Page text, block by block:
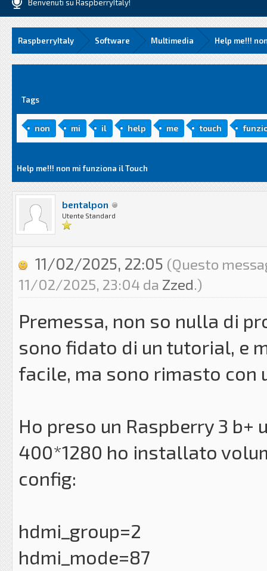
Benvenuti su RaspberryItaly!
RaspberryItaly Software Multimedia Help me!!!
Tags
non mi il help me touch
Help me!!! non mi funziona il Touch
bentalpon
Utente Standard
11/02/2025, 22:05 (Questo
11/02/2025, 23:04 da Zzed.)
Premessa, non so nulla di
sono fidato di un tutorial, e
facile, ma sono rimasto con
Ho preso un Raspberry 3 b+
400*1280 ho installato
config:
hdmi_group=2
hdmi_mode=87